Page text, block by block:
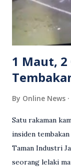
serta memuji
Sebahagian
mengambil
terhadap wanita
1 Maut, 2
By Online News
Satu rakaman
insiden
Taman Industri
seorang lelaki